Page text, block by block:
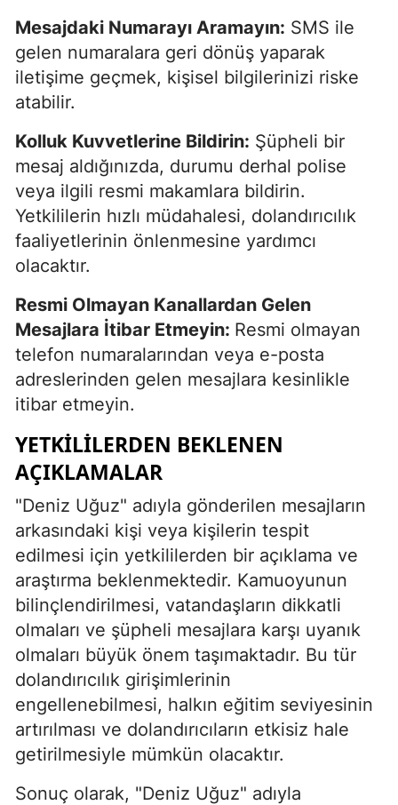
Mesajdaki Numarayı Aramayın: SMS ile
gelen numaralara geri dönüş yaparak
iletişime geçmek, kişisel bilgilerinizi riske
atabilir.
Kolluk Kuvvetlerine Bildirin: Şüpheli bir
mesaj aldığınızda, durumu derhal polise
veya ilgili resmi makamlara bildirin.
Yetkililerin hızlı müdahalesi, dolandırıcılık
faaliyetlerinin önlenmesine yardımcı
olacaktır.
Resmi Olmayan Kanallardan Gelen
Mesajlara İtibar Etmeyin: Resmi olmayan
telefon numaralarından veya e-posta
adreslerinden gelen mesajlara kesinlikle
itibar etmeyin.
YETKILILERDEN BEKLENEN
AÇIKLAMALAR
"Deniz Uğuz" adıyla gönderilen mesajların
arkasındaki kişi veya kişilerin tespit
edilmesi için yetkililerden bir açıklama ve
araştırma beklenmektedir. Kamuoyunun
bilinçlendirilmesi, vatandaşların dikkatli
olmaları ve şüpheli mesajlara karşı uyanık
olmaları büyük önem taşımaktadır. Bu tür
dolandırıcılık girişimlerinin
engellenebilmesi, halkın eğitim seviyesinin
artırılması ve dolandırıcıların etkisiz hale
getirilmesiyle mümkün olacaktır.
Sonuç olarak, "Deniz Uğuz" adıyla